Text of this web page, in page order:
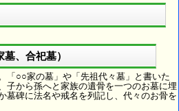
、合祀墓）
「○○家の墓」や「先祖代々墓」と書いた
子から孫へと家族の遺骨を一つのお墓に埋
墓碑に法名や戒名を列記し、代々のお骨を